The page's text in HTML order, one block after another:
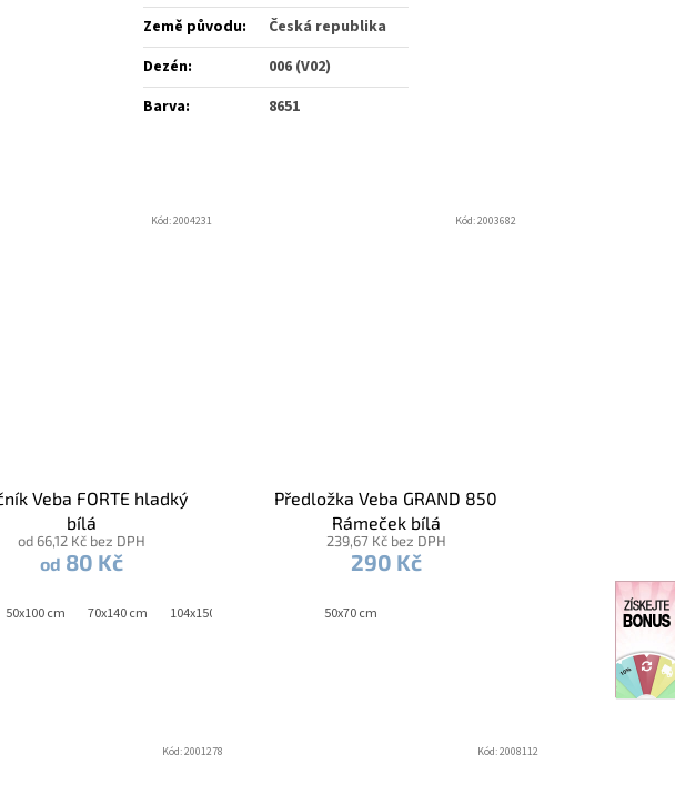
Kód:2001278 Kód:2008112
Země původu:
Česká republika
Dezén:
006 (V02)
Barva: 8651
Veba FORTE hladký
bílá
od 66,12 Kč bez DPH
od 80 Kč
50x100 cm 70x140 cm 104x150 cm
Kód:2004231
Předložka Veba GRAND 850
Rámeček bílá
239,67 Kč bez DPH
290 Kč
50x70 cm
Kód:2003682